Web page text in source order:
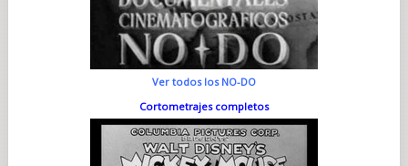
Ver todos los NO-DO
Cortometrajes completos